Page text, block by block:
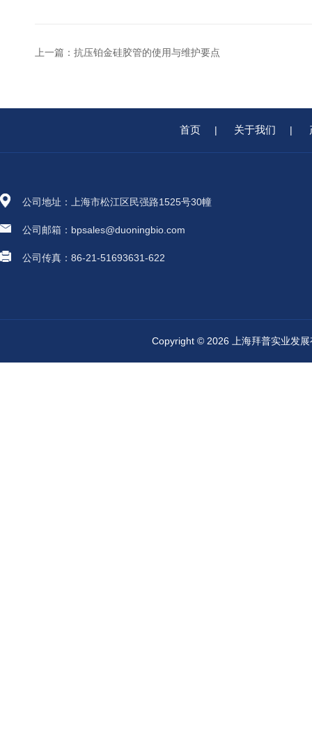
上一篇： 抗压铂金硅胶管的使用与维护要点
首页 | 关于我们 |
公司地址：上海市松江区民强路1525号30幢
公司邮箱：bpsales@duoningbio.com
公司传真：86-21-51693631-622
Copyright © 2026 上海拜普实业发